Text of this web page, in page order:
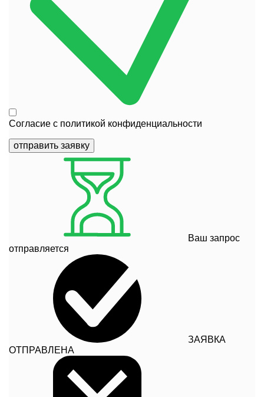
Согласие с политикой конфиденциальности
отправить заявку
Ваш запрос
отправляется
ЗАЯВКА
ОТПРАВЛЕНА